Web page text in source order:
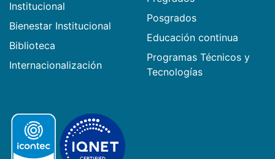
Institucional
Bienestar Institucional
Biblioteca
Internacionalización
Posgrados
Educación continua
Programas Técnicos y
Tecnologías